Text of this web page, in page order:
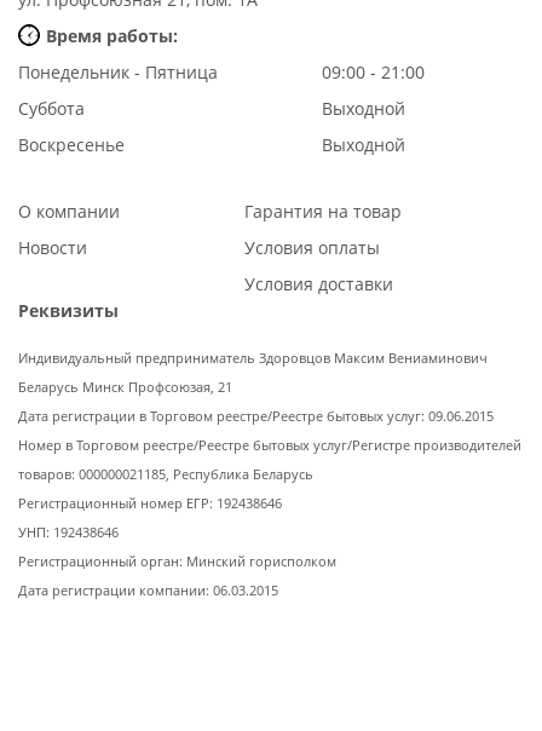
Время работы:
Понедельник - Пятница
09:00 - 21:00
Суббота
Выходной
Воскресенье
Выходной
О компании
Новости
Гарантия на товар
Условия оплаты
Условия доставки
Реквизиты
Индивидуальный предприниматель Здоровцов Максим Вениаминович
Беларусь Минск Профсоюзая, 21
Дата регистрации в Торговом реестре/Реестре бытовых услуг: 09.06.2015
Номер в Торговом реестре/Реестре бытовых услуг/Регистре производителей
товаров: 000000021185, Республика Беларусь
Регистрационный номер ЕГР: 192438646
УНП: 192438646
Регистрационный орган: Минский горисполком
Дата регистрации компании: 06.03.2015